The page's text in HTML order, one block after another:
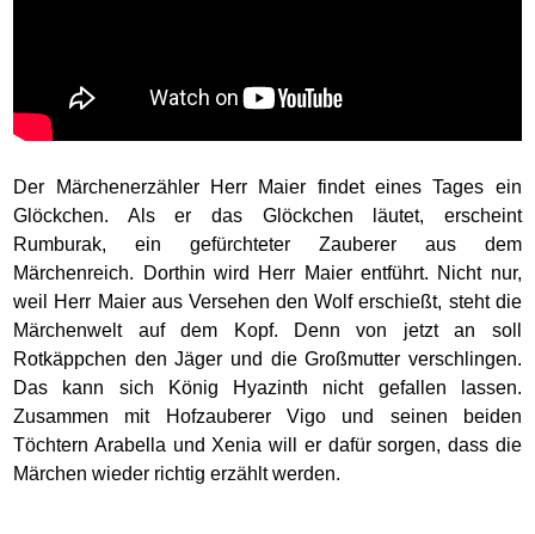
Der Märchenerzähler Herr Maier findet eines Tages ein
Glöckchen. Als er das Glöckchen läutet, erscheint
Rumburak, ein gefürchteter Zauberer aus dem
Märchenreich. Dorthin wird Herr Maier entführt. Nicht nur,
weil Herr Maier aus Versehen den Wolf erschießt, steht die
Märchenwelt auf dem Kopf. Denn von jetzt an soll
Rotkäppchen den Jäger und die Großmutter verschlingen.
Das kann sich König Hyazinth nicht gefallen lassen.
Zusammen mit Hofzauberer Vigo und seinen beiden
Töchtern Arabella und Xenia will er dafür sorgen, dass die
Märchen wieder richtig erzählt werden.